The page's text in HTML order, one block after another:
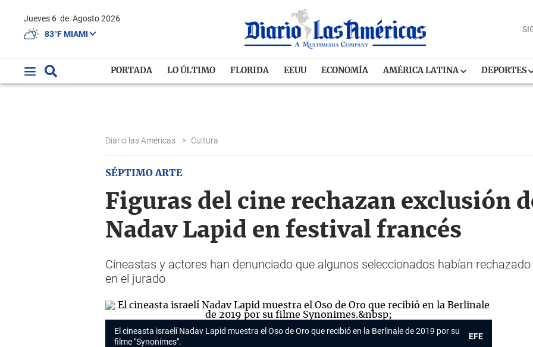
Jueves 6 de Agosto 2026
83°F MIAMI
PORTADA LO ÚLTIMO FLORIDA EEUU ECONOMÍA AMÉRICA LATINA DEPORTES
Diario las Américas > Cultura
SÉPTIMO ARTE
Figuras del cine rechazan exclusión
Nadav Lapid en festival francés
Cineastas y actores han denunciado que algunos seleccionados habían
en el jurado
El cineasta israelí Nadav Lapid muestra el Oso de Oro que recibió en la Berlinale de 2019 por su
filme "Synonimes".
EFE